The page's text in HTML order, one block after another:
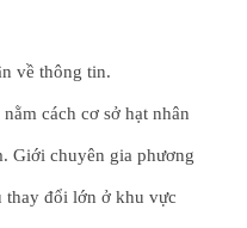
về thông tin.
cách cơ sở hạt nhân
Giới chuyên gia phương
thay đổi lớn ở khu vực